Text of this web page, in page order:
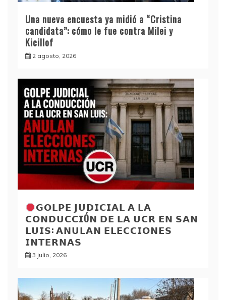
Una nueva encuesta ya midió a “Cristina
candidata”: cómo le fue contra Milei y
Kicillof
2 agosto, 2026
𝗚𝗢𝗟𝗣𝗘 𝗝𝗨𝗗𝗜𝗖𝗜𝗔𝗟 𝗔 𝗟𝗔
𝗖𝗢𝗡𝗗𝗨𝗖𝗖𝗜Ó𝗡 𝗗𝗘 𝗟𝗔 𝗨𝗖𝗥 𝗘𝗡 𝗦𝗔𝗡
𝗟𝗨𝗜𝗦: 𝗔𝗡𝗨𝗟𝗔𝗡 𝗘𝗟𝗘𝗖𝗖𝗜𝗢𝗡𝗘𝗦
𝗜𝗡𝗧𝗘𝗥𝗡𝗔𝗦
3 julio, 2026